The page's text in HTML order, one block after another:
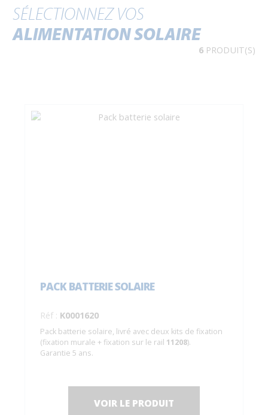
SÉLECTIONNEZ VOS
ALIMENTATION SOLAIRE
6 PRODUIT(S)
PACK BATTERIE SOLAIRE
Réf : K0001620
Pack batterie solaire, livré avec deux kits de fixation
(fixation murale + fixation sur le rail 11208).
Garantie 5 ans.
VOIR LE PRODUIT